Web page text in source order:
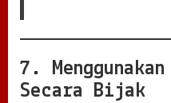
7.
Secara Bijak